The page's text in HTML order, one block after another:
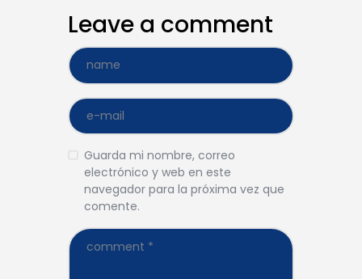
Leave a comment
Guarda mi nombre, correo
electrónico y web en este
navegador para la próxima vez que
comente.